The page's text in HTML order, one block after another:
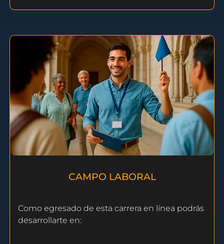
CAMPO LABORAL
Como egresado de esta carrera en línea podrás
desarrollarte en: